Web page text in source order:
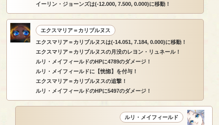
イーリン・ジョーンズは(-12.000, 7.500, 0.000)に移動！
エクスマリア＝カリブルヌス
エクスマリア＝カリブルヌスは(-14.051, 7.184, 0.000)に移動！
エクスマリア＝カリブルヌスの月没のレヨン・リュネール！
ルリ・メイフィールドのHPに4789のダメージ！
ルリ・メイフィールドに【恍惚】を付与！
エクスマリア＝カリブルヌスの追撃！
ルリ・メイフィールドのHPに5497のダメージ！
ルリ・メイフィールド